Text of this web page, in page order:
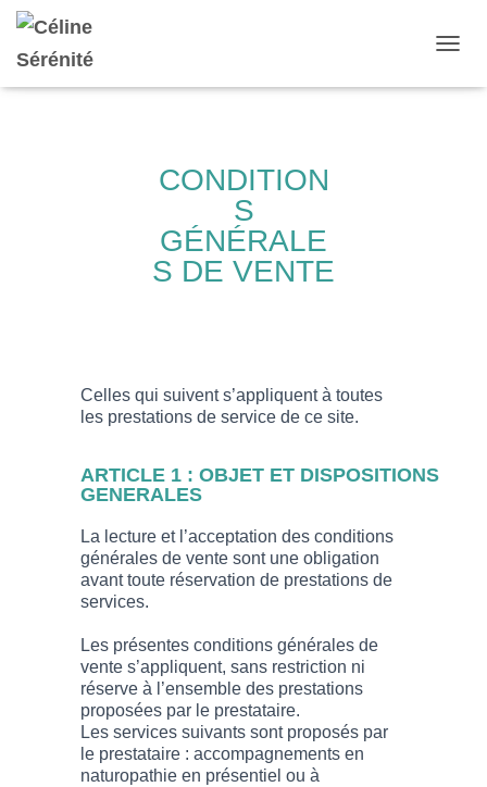
CONDITION
S
GÉNÉRALE
S DE VENTE
Celles qui suivent s’appliquent à toutes
les prestations de service de ce site.
ARTICLE 1 : OBJET ET DISPOSITIONS
GENERALES
La lecture et l’acceptation des conditions
générales de vente sont une obligation
avant toute réservation de prestations de
services.
Les présentes conditions générales de
vente s’appliquent, sans restriction ni
réserve à l’ensemble des prestations
proposées par le prestataire.
Les services suivants sont proposés par
le prestataire : accompagnements en
naturopathie en présentiel ou à